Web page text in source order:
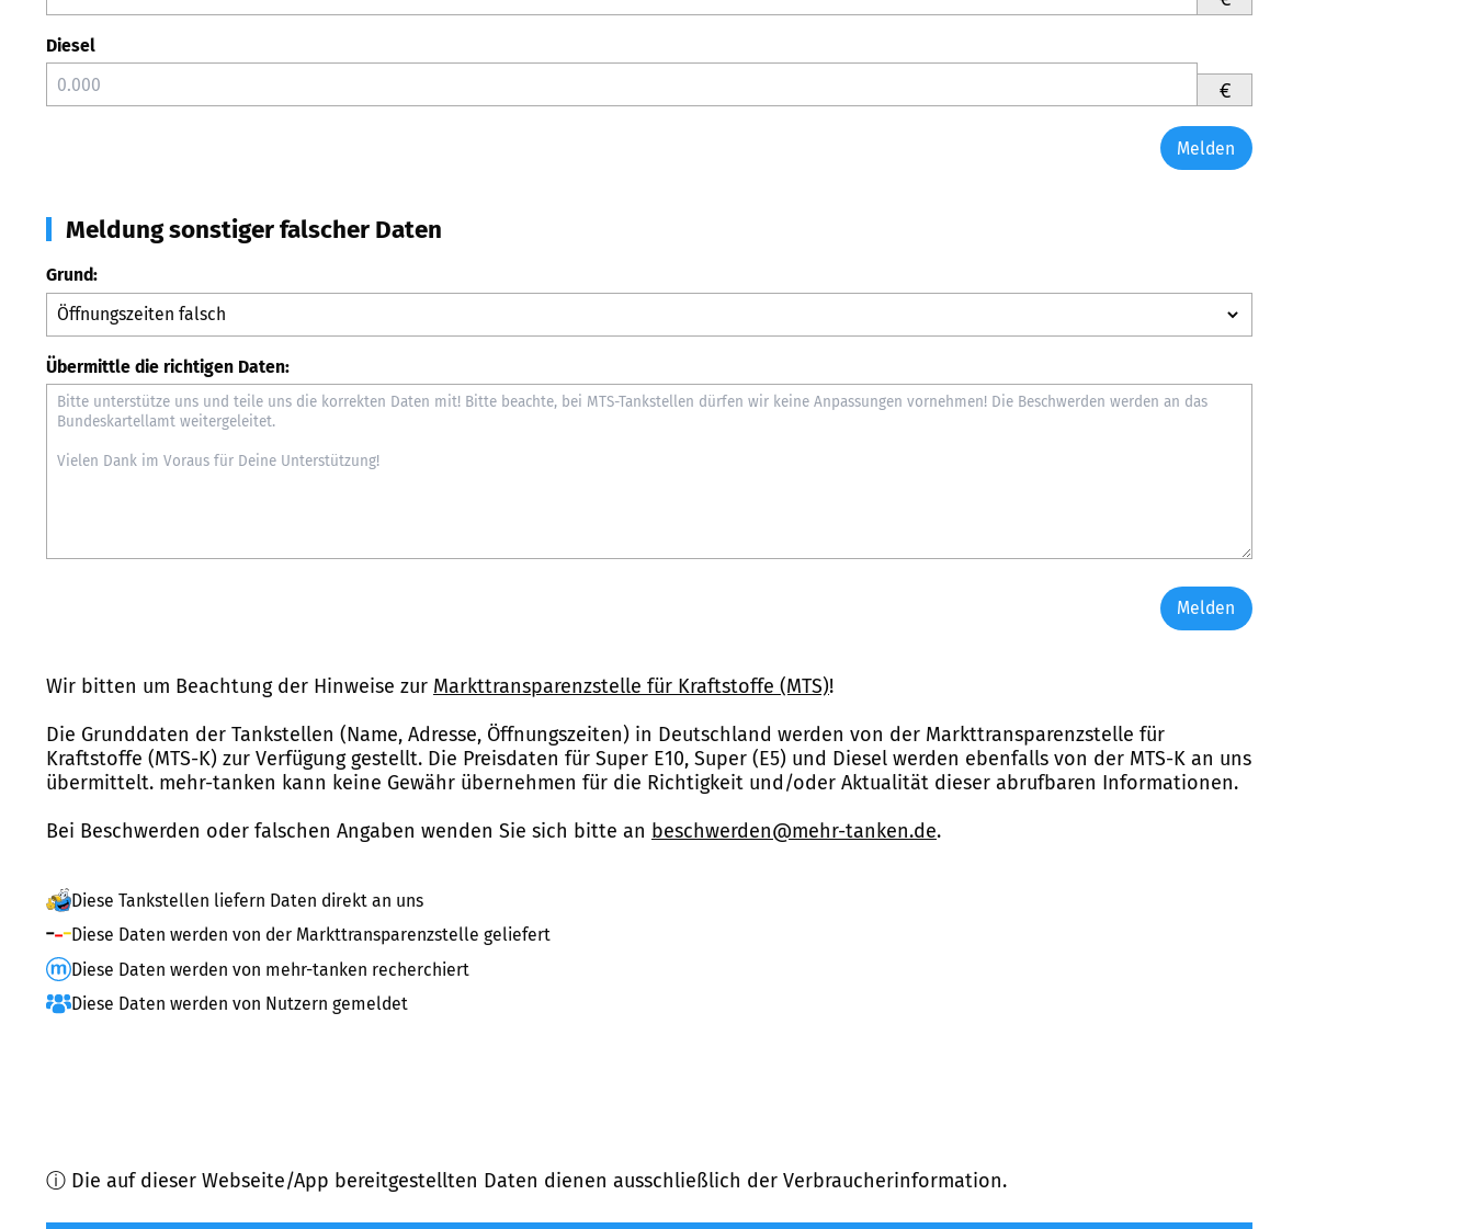
Diesel
€
Melden
Meldung sonstiger falscher Daten
Grund:
Übermittle die richtigen Daten:
Melden
Wir bitten um Beachtung der Hinweise zur Markttransparenzstelle für Kraftstoffe (MTS)!
Die Grunddaten der Tankstellen (Name, Adresse, Öffnungszeiten) in Deutschland werden von der Markttransparenzstelle für
Kraftstoffe (MTS-K) zur Verfügung gestellt. Die Preisdaten für Super E10, Super (E5) und Diesel werden ebenfalls von der MTS-K an uns
übermittelt. mehr-tanken kann keine Gewähr übernehmen für die Richtigkeit und/oder Aktualität dieser abrufbaren Informationen.
Bei Beschwerden oder falschen Angaben wenden Sie sich bitte an beschwerden@mehr-tanken.de.
Diese Tankstellen liefern Daten direkt an uns
Diese Daten werden von der Markttransparenzstelle geliefert
Diese Daten werden von mehr-tanken recherchiert
Diese Daten werden von Nutzern gemeldet
ⓘ Die auf dieser Webseite/App bereitgestellten Daten dienen ausschließlich der Verbraucherinformation.